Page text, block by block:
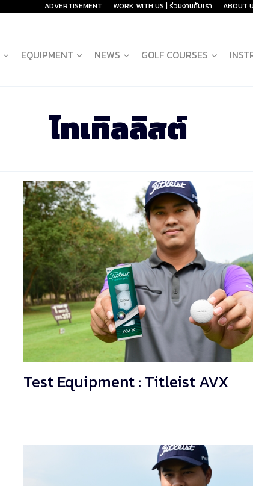
ADVERTISEMENT WORK WITH US | ร่วมงานกับเรา ABOUT
EQUIPMENT NEWS GOLF COURSES
ไทเทิลลิสต์
Test Equipment : Titleist AVX